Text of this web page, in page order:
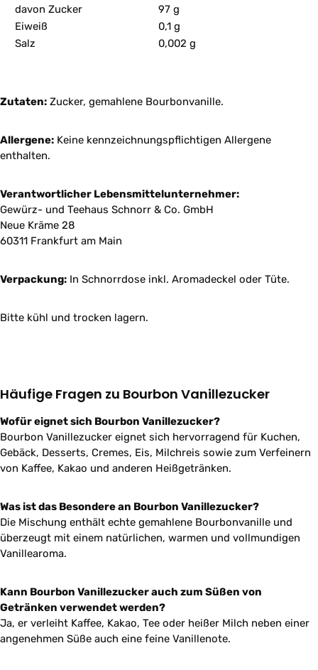
davon Zucker
97 g
Eiweiß
0,1 g
Salz
0,002 g
Zutaten: Zucker, gemahlene Bourbonvanille.
Allergene: Keine kennzeichnungspflichtigen Allergene
enthalten.
Verantwortlicher Lebensmittelunternehmer:
Gewürz- und Teehaus Schnorr & Co. GmbH
Neue Kräme 28
60311 Frankfurt am Main
Verpackung: In Schnorrdose inkl. Aromadeckel oder Tüte.
Bitte kühl und trocken lagern.
Häufige Fragen zu Bourbon Vanillezucker
Wofür eignet sich Bourbon Vanillezucker?
Bourbon Vanillezucker eignet sich hervorragend für Kuchen,
Gebäck, Desserts, Cremes, Eis, Milchreis sowie zum Verfeinern
von Kaffee, Kakao und anderen Heißgetränken.
Was ist das Besondere an Bourbon Vanillezucker?
Die Mischung enthält echte gemahlene Bourbonvanille und
überzeugt mit einem natürlichen, warmen und vollmundigen
Vanillearoma.
Kann Bourbon Vanillezucker auch zum Süßen von
Getränken verwendet werden?
Ja, er verleiht Kaffee, Kakao, Tee oder heißer Milch neben einer
angenehmen Süße auch eine feine Vanillenote.